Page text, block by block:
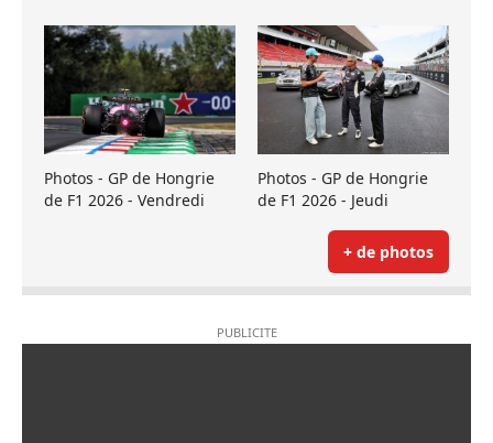
Photos - GP de Hongrie
de F1 2026 - Vendredi
Photos - GP de Hongrie
de F1 2026 - Jeudi
+ de photos